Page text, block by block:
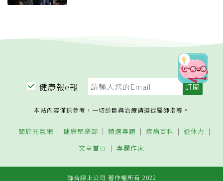
健康報e報
本站內容僅供參考，一切診斷與治療請遵從醫師指導。
關於元氣網 健康聚樂部 精選專題 疾病百科
退休力
文章首頁
專欄作家
聯合線上公司 著作權所有 2022